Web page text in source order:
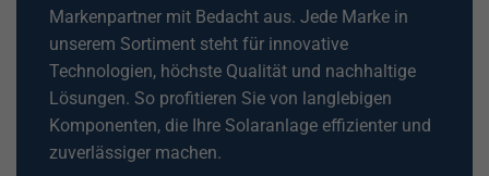
Markenpartner mit Bedacht aus. Jede Marke in
unserem Sortiment steht für innovative
Technologien, höchste Qualität und nachhaltige
Lösungen. So profitieren Sie von langlebigen
Komponenten, die Ihre Solaranlage effizienter und
zuverlässiger machen.